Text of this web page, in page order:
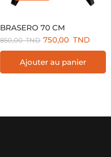
BRASERO 70 CM
850,00TND 750,00 TND
Ajouter au panier